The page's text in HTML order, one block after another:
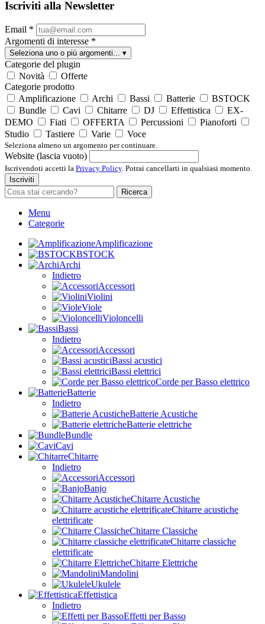
Iscriviti alla Newsletter
Email *
Argomenti di interesse *
Seleziona uno o più argomenti... ▾
Categorie del plugin
Novità
Offerte
Categorie prodotto
Amplificazione
Archi Bassi Batterie
BSTOCK
Bundle
Cavi Chitarre DJ Effettistica
EX-
DEMO
Fiati OFFERTA Percussioni
Pianoforti
Studio
Tastiere Varie Voce
Seleziona almeno un argomento per continuare.
Website (lascia vuoto)
Iscrivendoti accetti la Privacy Policy. Potrai cancellarti in qualsiasi momento.
Iscriviti
Ricerca
Menu
Categorie
Amplificazione
BSTOCK
Archi
Indietro
Accessori
Violini
Viole
Violoncelli
Bassi
Indietro
Accessori
Bassi acustici
Bassi elettrici
Corde per Basso elettrico
Batterie
Indietro
Batterie Acustiche
Batterie elettriche
Bundle
Cavi
Chitarre
Indietro
Accessori
Banjo
Chitarre Acustiche
Chitarre acustiche
elettrificate
Chitarre Classiche
Chitarre classiche
elettrificate
Chitarre Elettriche
Mandolini
Ukulele
Effettistica
Indietro
Effetti per Basso